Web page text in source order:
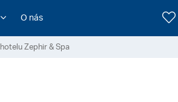
O nás
Zephir & Spa